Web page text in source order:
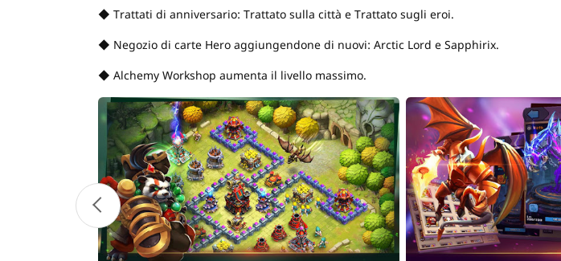
◆ Trattati di anniversario: Trattato sulla città e Trattato sugli eroi.
◆ Negozio di carte Hero aggiungendone di nuovi: Arctic Lord e Sapphirix.
◆ Alchemy Workshop aumenta il livello massimo.